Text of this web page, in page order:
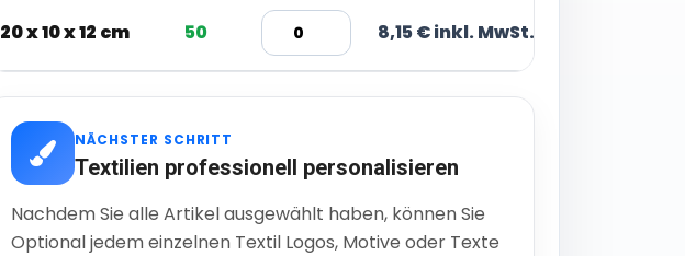
20 x 10 x 12 cm 50 8,15 € inkl. MwSt.
NÄCHSTER SCHRITT
Textilien professionell personalisieren
Nachdem Sie alle Artikel ausgewählt haben, können Sie
Optional jedem einzelnen Textil Logos, Motive oder Texte